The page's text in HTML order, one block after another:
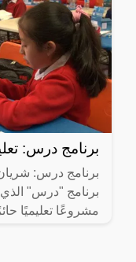
برنامج درس:
برنامج درس: شريان
مشروعًا تعليميًا